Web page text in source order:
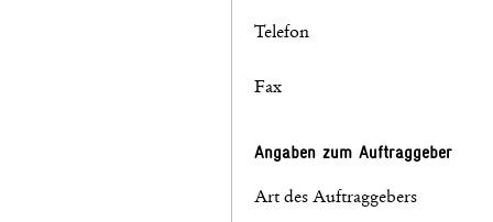
Telefon
Fax
Angaben zum Auftraggeber
Art des Auftraggebers